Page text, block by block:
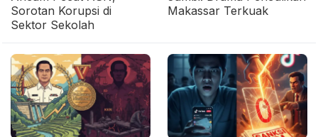
Sorotan Korupsi di
Sektor Sekolah
Makassar Terkuak